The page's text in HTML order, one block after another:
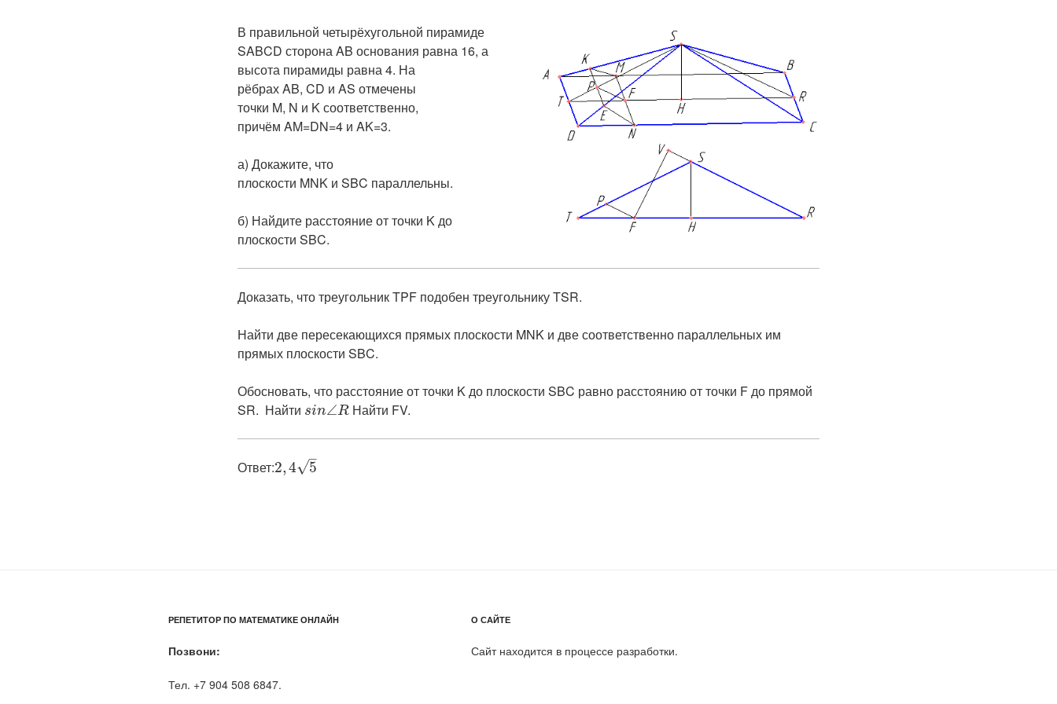
В правильной четырёхугольной пирамиде
SABCD сторона AB основания равна 16, а
высота пирамиды равна 4. На
рёбрахAB, CD и AS отмечены
точки M, N и K соответственно,
причём AM=DN=4 и AK=3.
а) Докажите, что
плоскости MNK и SBC параллельны.
б) Найдите расстояние от точки K до
плоскости SBC.
Доказать, что треугольник TPF подобен треугольнику TSR.
Найти две пересекающихся прямых плоскости MNK и две соответственно параллельных им
прямых плоскости SBC.
Обосновать, что расстояние от точки K до плоскости SBC равно расстоянию от точки F до прямой
SR. Найти ​ sin∠R ​ Найти FV.
Ответ:​2,4 5
–
√
РЕПЕТИТОР ПО МАТЕМАТИКЕ ОНЛАЙН
Позвони:
Тел. +7 904 508 6847.
О САЙТЕ
Сайт находится в процессе разработки.